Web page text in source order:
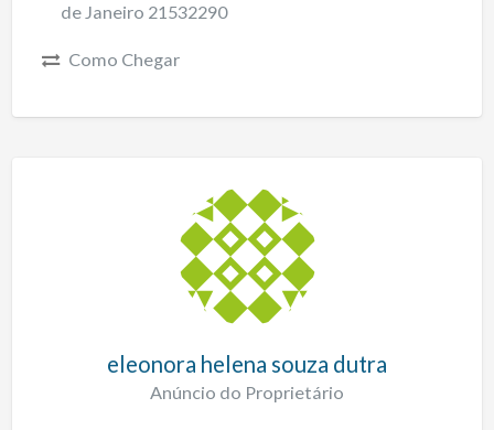
de Janeiro 21532290
Como Chegar
eleonora helena souza dutra
Anúncio do Proprietário